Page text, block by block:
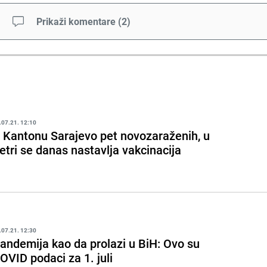
Prikaži komentare (2)
12:10
Kantonu Sarajevo pet novozaraženih, u
se danas nastavlja vakcinacija
12:30
kao da prolazi u BiH: Ovo su
podaci za 1. juli